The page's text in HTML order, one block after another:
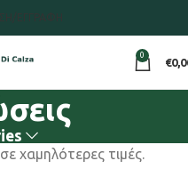
ΕΓΓΡΑΦΉ
0
€
χαμηλότερες τιμές.